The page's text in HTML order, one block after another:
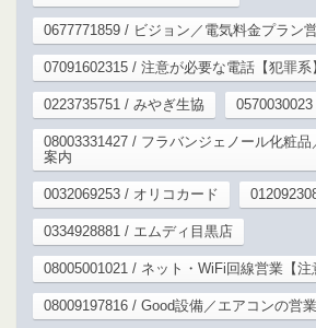
0677771859 / ビジョン／電気料金プラン
07091602315 / 注意が必要な電話【犯罪系
0223735751 / みやぎ生協 0570030023
08003331427 / フラバンジェノール化粧
案内
0032069253 / オリコカード
0334928881 / エムディ目黒店
08005001021 / ネット・WiFi回線営業【注
08009197816 / Good設備／エアコンの営業